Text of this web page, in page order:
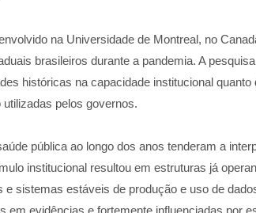
na Universidade de Montreal, no
brasileiros durante a pandemia. A
históricas na capacidade institucional quanto
pelos governos.
pública ao longo dos anos tenderam a
institucional resultou em estruturas já
sistemas estáveis de produção e uso de
em evidências e fortemente influenciadas por